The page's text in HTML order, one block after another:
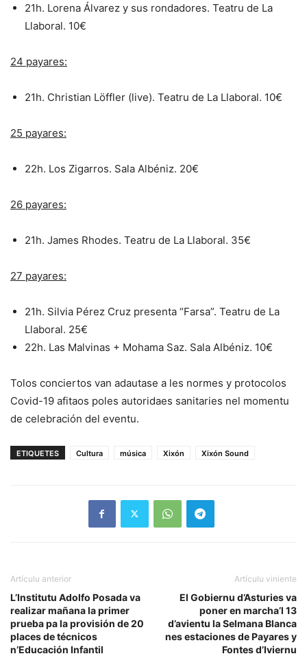
21h. Lorena Álvarez y sus rondadores. Teatru de La
Llaboral. 10€
24 payares:
21h. Christian Löffler (live). Teatru de La Llaboral. 10€
25 payares:
22h. Los Zigarros. Sala Albéniz. 20€
26 payares:
21h. James Rhodes. Teatru de La Llaboral. 35€
27 payares:
21h. Silvia Pérez Cruz presenta “Farsa”. Teatru de La
Llaboral. 25€
22h. Las Malvinas + Mohama Saz. Sala Albéniz. 10€
Tolos conciertos van adautase a les normes y protocolos
Covid-19 afitaos poles autoridaes sanitaries nel momentu
de celebración del eventu.
ETIQUETES Cultura música Xixón Xixón Sound
Artículu anterior
L’Institutu Adolfo Posada va
realizar mañana la primer
prueba pa la provisión de 20
places de técnicos
n’Educación Infantil
Artículu viniente
El Gobiernu d’Asturies va
poner en marcha’l 13
d’avientu la Selmana Blanca
nes estaciones de Payares y
Fontes d’Iviernu